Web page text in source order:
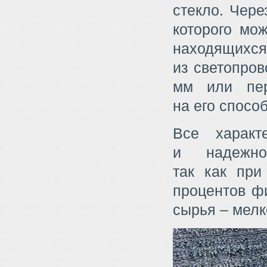
стекло.
которого
из
мм или
на его
Все
и
так как при
процентов
сырья –